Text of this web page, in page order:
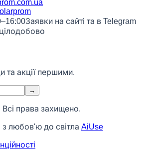
Заявки на сайті та в Telegram
та акції першими.
→
права захищено.
любов'ю до світла AiUse